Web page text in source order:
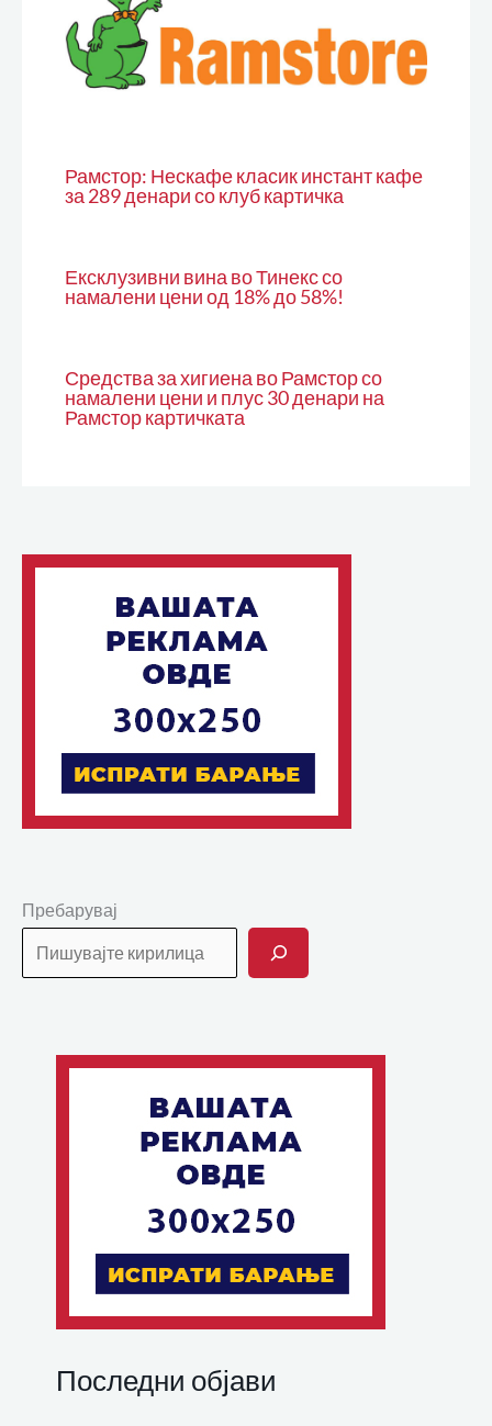
Рамстор: Нескафе класик инстант кафе
за 289 денари со клуб картичка
Ексклузивни вина во Тинекс со
намалени цени од 18% до 58%!
Средства за хигиена во Рамстор со
намалени цени и плус 30 денари на
Рамстор картичката
Пребарувај
Последни објави